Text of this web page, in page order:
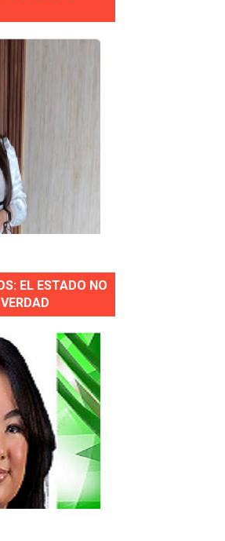
social y el trabajo decente
EL ESTADO NO